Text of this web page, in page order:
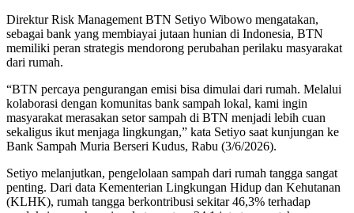
Direktur Risk Management BTN Setiyo Wibowo mengatakan,
sebagai bank yang membiayai jutaan hunian di Indonesia, BTN
memiliki peran strategis mendorong perubahan perilaku masyarakat
dari rumah.
“BTN percaya pengurangan emisi bisa dimulai dari rumah. Melalui
kolaborasi dengan komunitas bank sampah lokal, kami ingin
masyarakat merasakan setor sampah di BTN menjadi lebih cuan
sekaligus ikut menjaga lingkungan,” kata Setiyo saat kunjungan ke
Bank Sampah Muria Berseri Kudus, Rabu (3/6/2026).
Setiyo melanjutkan, pengelolaan sampah dari rumah tangga sangat
penting. Dari data Kementerian Lingkungan Hidup dan Kehutanan
(KLHK), rumah tangga berkontribusi sekitar 46,3% terhadap